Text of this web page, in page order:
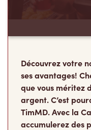
ses avantages!
que vous méritez
argent. C’est
TimMD. Avec la
accumulerez des
vous magasinez.